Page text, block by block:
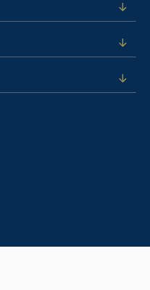
Open
voor
Open
voor
Open